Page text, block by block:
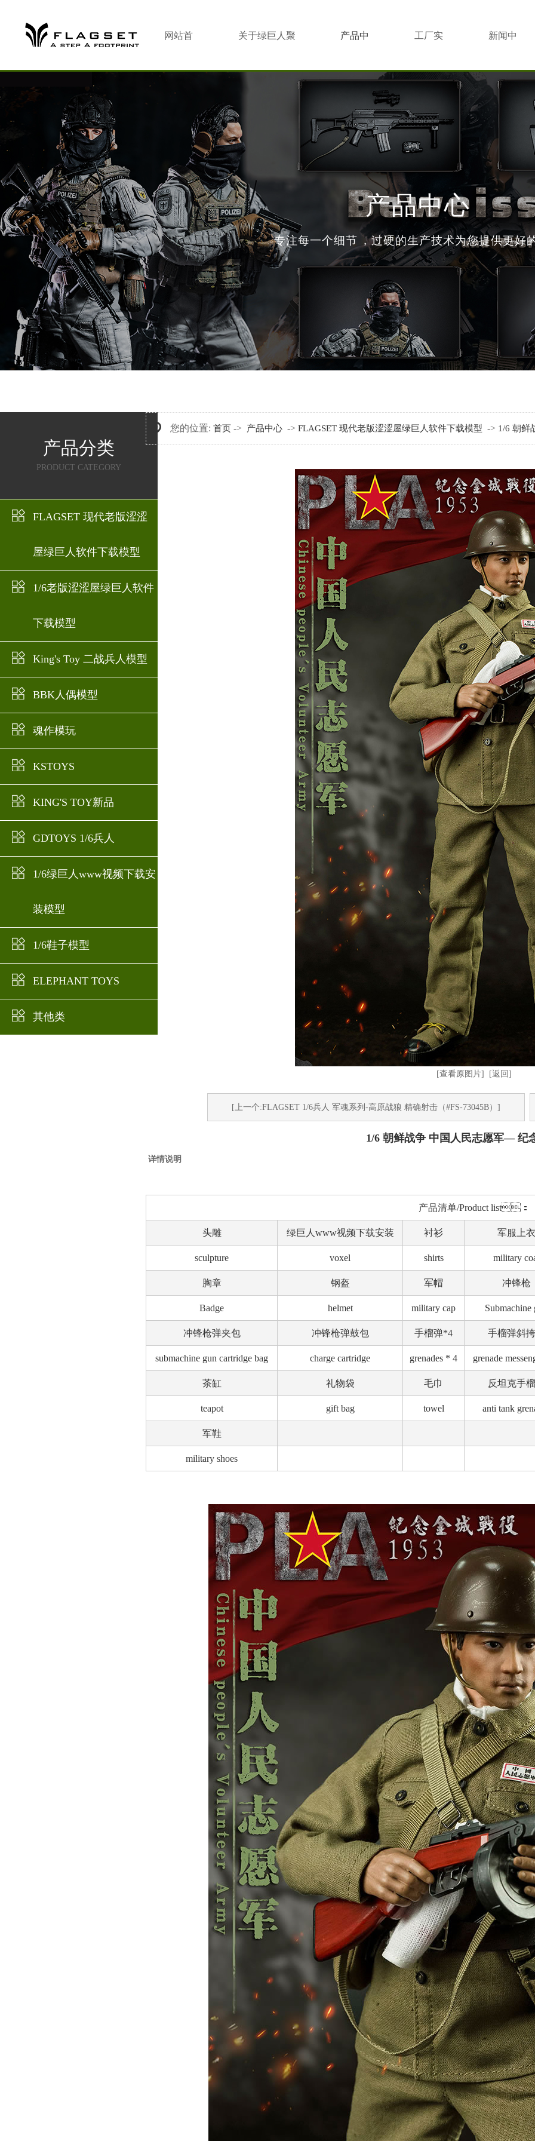
网站首 关于绿巨人聚 产品中 工厂实 新闻中
产品中心
专注每一个细节，过硬的生产技术为您提供更好
产品分类
PRODUCT CATEGORY
FLAGSET 现代老版涩涩
屋绿巨人软件下载模型
1/6老版涩涩屋绿巨人软件
下载模型
King's Toy 二战兵人模型
BBK人偶模型
魂作模玩
KSTOYS
KING'S TOY新品
GDTOYS 1/6兵人
1/6绿巨人www视频下载安
装模型
1/6鞋子模型
ELEPHANT TOYS
其他类
您的位置: 首页 -> 产品中心 -> FLAGSET 现代老版涩涩屋绿巨人软件下载模型 -> 1/6 朝鲜
[查看原图片] [返回]
[上一个:FLAGSET 1/6兵人 军魂系列-高原战狼 精确射击（#FS-73045B）]
1/6 朝鲜战争 中国人民志愿军— 纪
详情说明
产品清单/Product list：
头雕 绿巨人www视频下载安装 衬衫 军服上衣
sculpture voxel shirts military
胸章 钢盔 军帽 冲锋枪
Badge helmet military cap Submachine
冲锋枪弹夹包 冲锋枪弹鼓包 手榴弹*4 手榴弹斜
submachine gun cartridge bag charge cartridge grenades * 4 grenade
茶缸 礼物袋 毛巾 反坦克手
teapot gift bag towel anti tank
军鞋
military shoes